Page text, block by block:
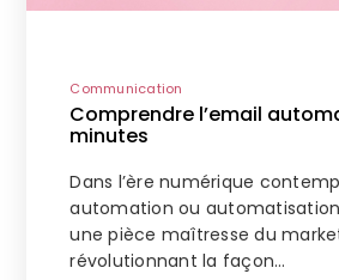
Communication
Comprendre l’email
minutes
Dans l’ère numérique
automation ou
une pièce maîtresse du
révolutionnant la façon…